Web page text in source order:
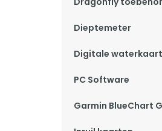
Dieptemeter
Digitale
PC Software
Garmin BlueChart